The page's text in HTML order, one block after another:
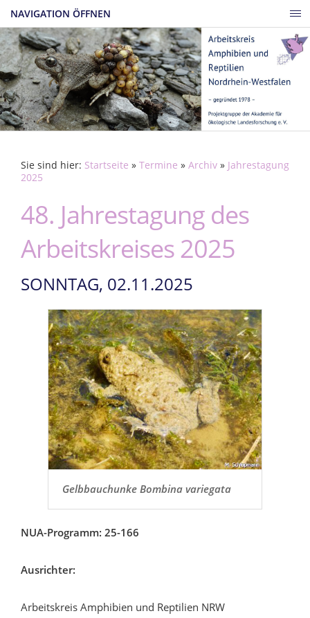
NAVIGATION ÖFFNEN
Sie sind hier: Startseite » Termine » Archiv » Jahrestagung
2025
48. Jahrestagung des
Arbeitskreises 2025
SONNTAG, 02.11.2025
Gelbbauchunke Bombina variegata
NUA-Programm: 25-166
Ausrichter:
Arbeitskreis Amphibien und Reptilien NRW